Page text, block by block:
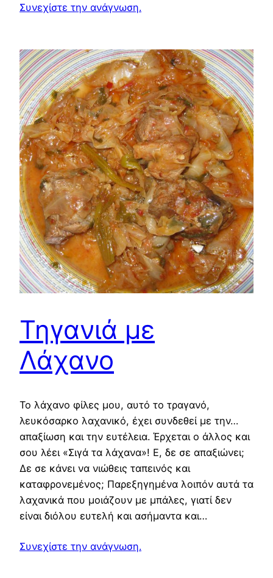
Συνεχίστε την ανάγνωση.
Τηγανιά με
Λάχανο
Το λάχανο φίλες μου, αυτό το τραγανό,
λευκόσαρκο λαχανικό, έχει συνδεθεί με την…
απαξίωση και την ευτέλεια. Έρχεται ο άλλος και
σου λέει «Σιγά τα λάχανα»! Ε, δε σε απαξιώνει;
Δε σε κάνει να νιώθεις ταπεινός και
καταφρονεμένος; Παρεξηγημένα λοιπόν αυτά τα
λαχανικά που μοιάζουν με μπάλες, γιατί δεν
είναι διόλου ευτελή και ασήμαντα και…
Συνεχίστε την ανάγνωση.